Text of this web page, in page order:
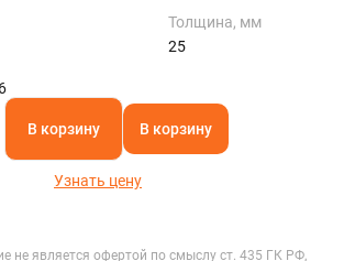
Толщина, мм
25
В корзину В корзину
Узнать цену
не является офертой по смыслу ст. 435 ГК РФ,